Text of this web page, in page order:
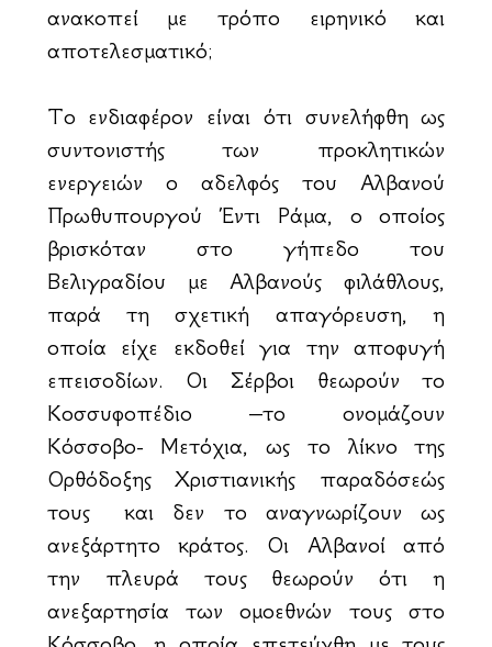
ανακοπεί με τρόπο ειρηνικό και
αποτελεσματικό;
Το ενδιαφέρον είναι ότι συνελήφθη ως
συντονιστής των προκλητικών
ενεργειών ο αδελφός του Αλβανού
Πρωθυπουργού Έντι Ράμα, ο οποίος
βρισκόταν στο γήπεδο του
Βελιγραδίου με Αλβανούς φιλάθλους,
παρά τη σχετική απαγόρευση, η
οποία είχε εκδοθεί για την αποφυγή
επεισοδίων. Οι Σέρβοι θεωρούν το
Κοσσυφοπέδιο –το ονομάζουν
Κόσσοβο- Μετόχια, ως το λίκνο της
Ορθόδοξης Χριστιανικής παραδόσεώς
τους και δεν το αναγνωρίζουν ως
ανεξάρτητο κράτος. Οι Αλβανοί από
την πλευρά τους θεωρούν ότι η
ανεξαρτησία των ομοεθνών τους στο